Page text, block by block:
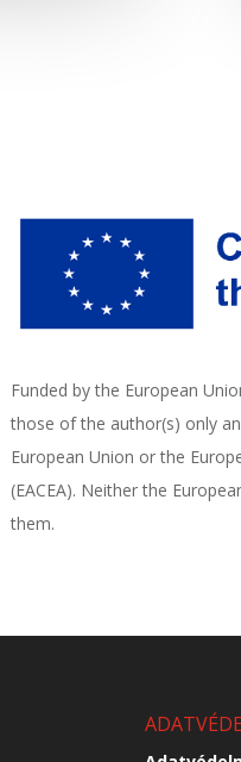
Funded by the European
those of the author(s) only
European Union or the
(EACEA). Neither the
them.